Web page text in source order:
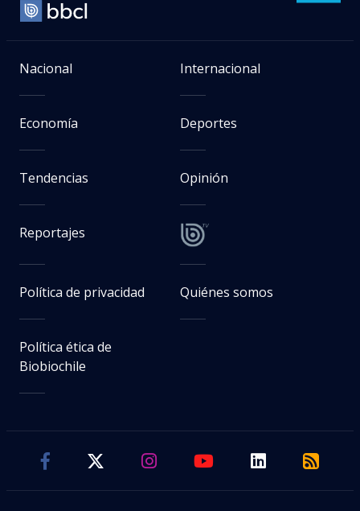
Nacional Internacional
Economía Deportes
Tendencias Opinión
Reportajes
Política de privacidad Quiénes somos
Política ética de
Biobiochile